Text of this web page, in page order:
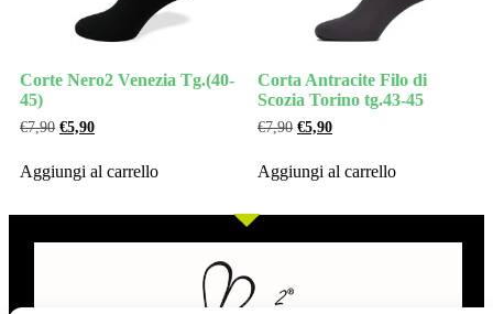
Corte Nero2 Venezia Tg.(40-
45)
€7,90 €5,90
Aggiungi al carrello
Corta Antracite Filo di
Scozia Torino tg.43-45
€7,90 €5,90
Aggiungi al carrello